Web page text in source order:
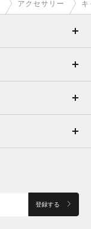
アクセサリー
登録する